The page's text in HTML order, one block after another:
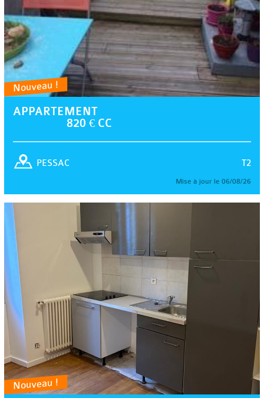
Nouveau !
APPARTEMENT
820 € CC
T2
PESSAC
Mise à jour le 06/08/26
Nouveau !